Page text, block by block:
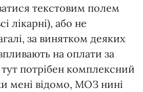
текстовим полем
лікарні), або не
за винятком деяких
на оплати за
потрібен комплексний
мені відомо, МОЗ нині